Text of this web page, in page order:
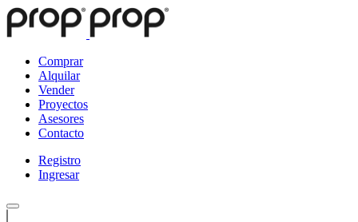
Comprar
Alquilar
Vender
Proyectos
Asesores
Contacto
Registro
Ingresar